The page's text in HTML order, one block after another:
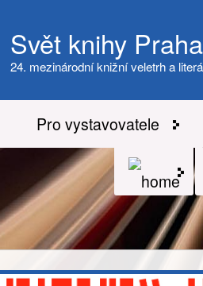
Svět knihy
24. mezinárodní knižní veletrh a
Pro vystavovatele